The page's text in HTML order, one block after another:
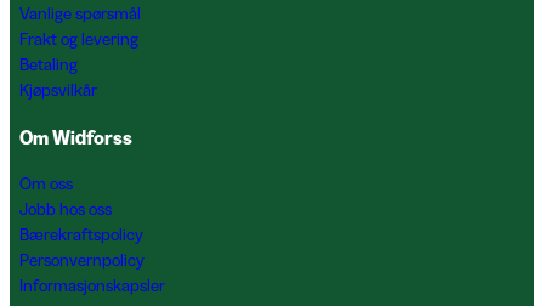
Vanlige spørsmål
Frakt og levering
Betaling
Kjøpsvilkår
Om Widforss
Om oss
Jobb hos oss
Bærekraftspolicy
Personvernpolicy
Informasjonskapsler